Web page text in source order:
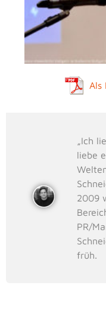
Als
„Ich
liebe
2009
PR/
früh.